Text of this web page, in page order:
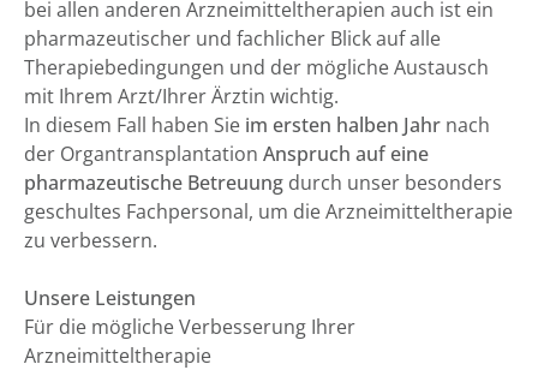
bei allen anderen Arzneimitteltherapien auch ist ein
pharmazeutischer und fachlicher Blick auf alle
Therapiebedingungen und der mögliche Austausch
mit Ihrem Arzt/Ihrer Ärztin wichtig.
In diesem Fall haben Sie im ersten halben Jahr nach
der Organtransplantation Anspruch auf eine
pharmazeutische Betreuung durch unser besonders
geschultes Fachpersonal, um die Arzneimitteltherapie
zu verbessern.
Unsere Leistungen
Für die mögliche Verbesserung Ihrer
Arzneimitteltherapie